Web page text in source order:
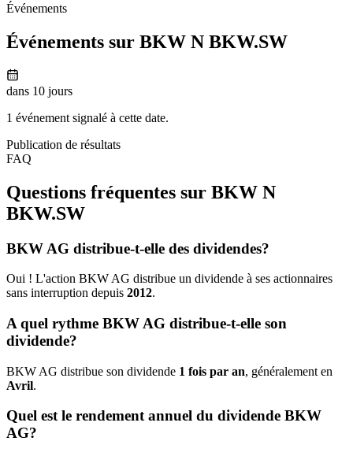
Événements
Événements sur BKW N BKW.SW
dans 10 jours
1 événement signalé à cette date.
Publication de résultats
FAQ
Questions fréquentes sur BKW N
BKW.SW
BKW AG distribue-t-elle des dividendes?
Oui ! L'action BKW AG distribue un dividende à ses actionnaires
sans interruption depuis 2012.
A quel rythme BKW AG distribue-t-elle son
dividende?
BKW AG distribue son dividende 1 fois par an, généralement en
Avril.
Quel est le rendement annuel du dividende BKW
AG?